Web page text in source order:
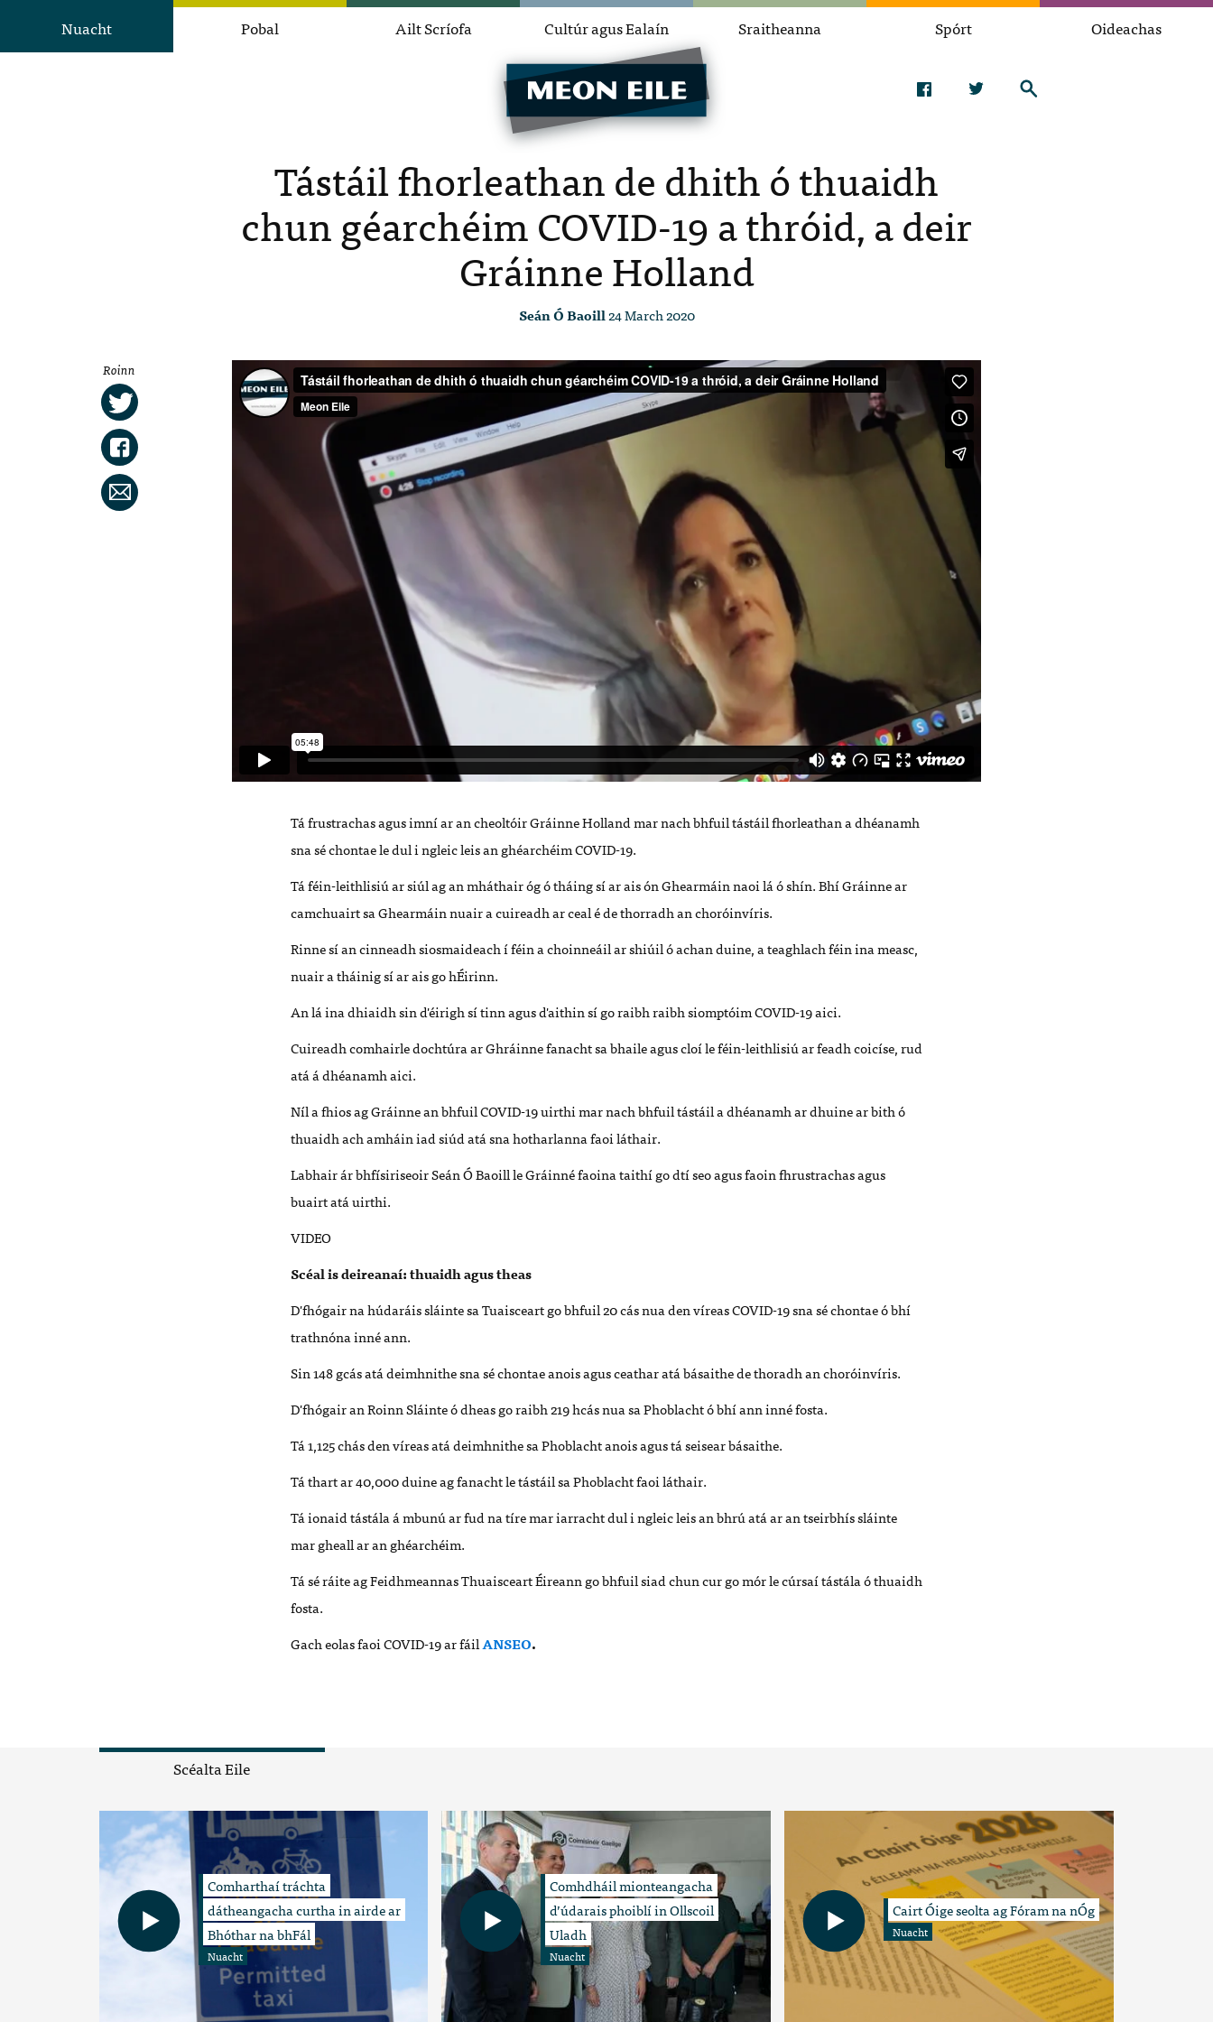
Nuacht Pobal Ailt Scríofa Cultúr agus Ealaín Sraitheanna Spórt Oideachas
Tástáil fhorleathan de dhith ó thuaidh
chun géarchéim COVID-19 a thróid, a deir
Gráinne Holland
Seán Ó Baoill24 March 2020
Roinn
Tá frustrachas agus imní ar an cheoltóir Gráinne Holland mar nach bhfuil tástáil fhorleathan a dhéanamh
sna sé chontae le dul i ngleic leis an ghéarchéim COVID-19.
Tá féin-leithlisiú ar siúl ag an mháthair óg ó tháing sí ar ais ón Ghearmáin naoi lá ó shín. Bhí Gráinne ar
camchuairt sa Ghearmáin nuair a cuireadh ar ceal é de thorradh an choróinvíris.
Rinne sí an cinneadh siosmaideach í féin a choinneáil ar shiúil ó achan duine, a teaghlach féin ina measc,
nuair a tháinig sí ar ais go hÉirinn.
An lá ina dhiaidh sin d'éirigh sí tinn agus d'aithin sí go raibh raibhsiomptóim COVID-19 aici.
Cuireadh comhairle dochtúra ar Ghráinne fanacht sa bhaile agus cloí le féin-leithlisiú ar feadh coicíse, rud
atá á dhéanamh aici.
Níl a fhios ag Gráinne an bhfuil COVID-19 uirthi mar nach bhfuil tástáil a dhéanamh ar dhuine ar bith ó
thuaidh ach amháin iad siúd atá sna hotharlanna faoi láthair.
Labhair ár bhfísiriseoir Seán Ó Baoill le Gráinné faoina taithí go dtí seo agus faoin fhrustrachas agus
buairt atá uirthi.
VIDEO
Scéal is deireanaí: thuaidh agus theas
D'fhógair na húdaráis sláinte sa Tuaisceart go bhfuil 20 cás nua den víreas COVID-19 sna sé chontae ó bhí
trathnóna inné ann.
Sin 148 gcás atá deimhnithe sna sé chontae anois agus ceathar atá básaithe de thoradh an choróinvíris.
D'fhógair an Roinn Sláinte ó dheas go raibh 219 hcás nua sa Phoblacht ó bhí ann inné fosta.
Tá 1,125 chás den víreas atá deimhnithe sa Phoblacht anois agus tá seisear básaithe.
Tá thart ar 40,000 duine ag fanacht le tástáil sa Phoblacht faoi láthair.
Tá ionaid tástála á mbunú ar fud na tíre mar iarracht dul i ngleic leis an bhrú atá ar an tseirbhís sláinte
mar gheall ar an ghéarchéim.
Tá sé ráite ag Feidhmeannas Thuaisceart Éireanngo bhfuil siad chun cur go mór le cúrsaí tástála ó thuaidh
fosta.
Gach eolas faoi COVID-19 ar fáilANSEO.
Scéalta Eile
Comharthaí tráchta
dátheangacha curtha in airde ar
Bhóthar na bhFál
Nuacht
Comhdháil mionteangacha
d’údarais phoiblí in Ollscoil
Uladh
Nuacht
Cairt Óige seolta ag Fóram na nÓg
Nuacht